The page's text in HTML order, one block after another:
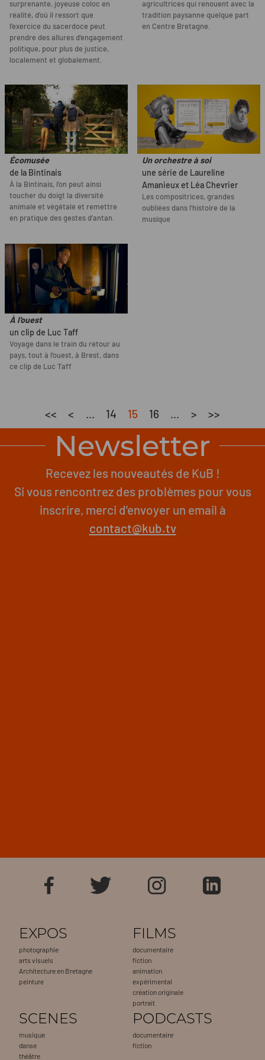
surprenante, joyeuse coloc en
réalité, d’où il ressort que
l’exercice du sacerdoce peut
prendre des allures d’engagement
politique, pour plus de justice,
localement et globalement.
agricultrices qui renouent avec la
tradition paysanne quelque part
en Centre Bretagne.
Écomusée
de la Bintinais
À la Bintinais, l’on peut ainsi
toucher du doigt la diversité
animale et végétale et remettre
en pratique des gestes d’antan.
Un orchestre à soi
une série de Laureline
Amanieux et Léa Chevrier
Les compositrices, grandes
oubliées dans l'histoire de la
musique
À l'ouest
un clip de Luc Taff
Voyage dans le train du retour au
pays, tout à l'ouest, à Brest, dans
ce clip de Luc Taff
<< < ... 14 15 16 ... > >>
Newsletter
Recevez les nouveautés de KuB !
Si vous rencontrez des problèmes pour vous
inscrire, merci d'envoyer un email à
contact@kub.tv
EXPOS
photographie
arts visuels
Architecture en Bretagne
peinture
FILMS
documentaire
fiction
animation
expérimental
création originale
portrait
SCENES
musique
danse
théâtre
PODCASTS
documentaire
fiction